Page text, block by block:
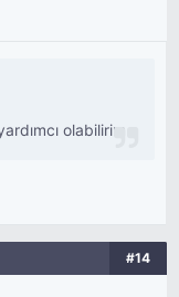
olabilirim
#14